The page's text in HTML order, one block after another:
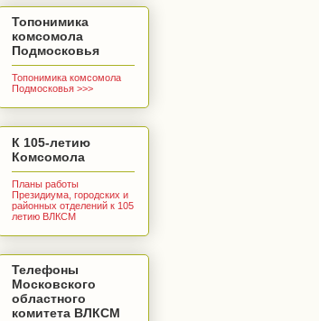
Топонимика
комсомола
Подмосковья
Топонимика комсомола
Подмосковья >>>
К 105-летию
Комсомола
Планы работы
Президиума, городских и
районных отделений к 105
летию ВЛКСМ
Телефоны
Московского
областного
комитета ВЛКСМ